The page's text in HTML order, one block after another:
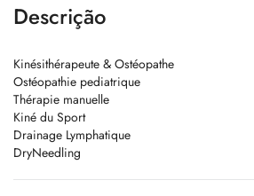
Descrição
Kinésithérapeute & Ostéopathe
Ostéopathie pediatrique
Thérapie manuelle
Kiné du Sport
Drainage Lymphatique
DryNeedling